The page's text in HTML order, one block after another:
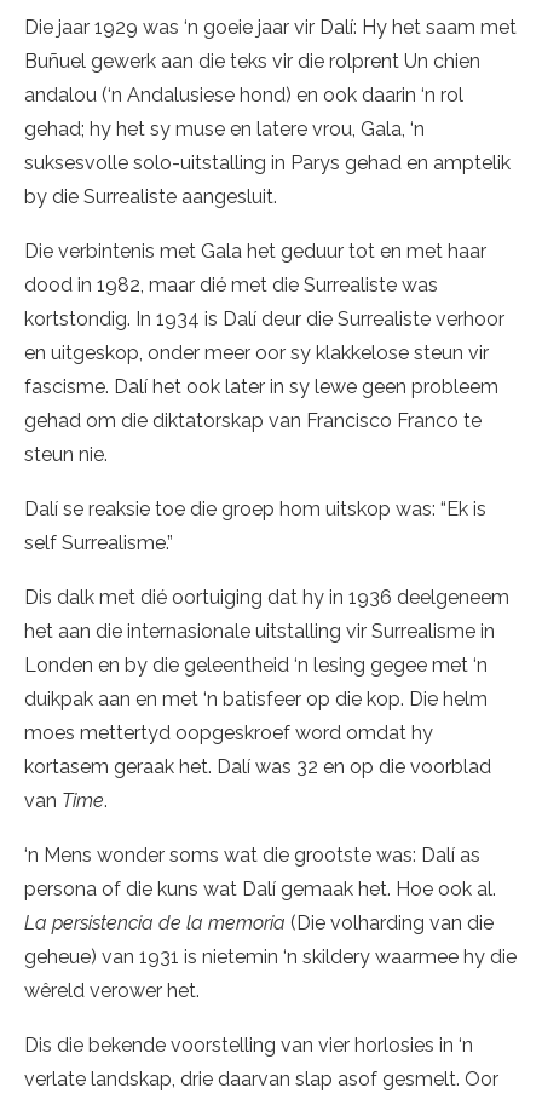
Die jaar 1929 was ‘n goeie jaar vir Dalí: Hy het saam met
Buñuel gewerk aan die teks vir die rolprent Un chien
andalou (‘n Andalusiese hond) en ook daarin ‘n rol
gehad; hy het sy muse en latere vrou, Gala, ‘n
suksesvolle solo-uitstalling in Parys gehad en amptelik
by die Surrealiste aangesluit.
Die verbintenis met Gala het geduur tot en met haar
dood in 1982, maar dié met die Surrealiste was
kortstondig. In 1934 is Dalí deur die Surrealiste verhoor
en uitgeskop, onder meer oor sy klakkelose steun vir
fascisme. Dalí het ook later in sy lewe geen probleem
gehad om die diktatorskap van Francisco Franco te
steun nie.
Dalí se reaksie toe die groep hom uitskop was: “Ek is
self Surrealisme.”
Dis dalk met dié oortuiging dat hy in 1936 deelgeneem
het aan die internasionale uitstalling vir Surrealisme in
Londen en by die geleentheid ‘n lesing gegee met ‘n
duikpak aan en met ‘n batisfeer op die kop. Die helm
moes mettertyd oopgeskroef word omdat hy
kortasem geraak het. Dalí was 32 en op die voorblad
van Time.
‘n Mens wonder soms wat die grootste was: Dalí as
persona of die kuns wat Dalí gemaak het. Hoe ook al.
La persistencia de la memoria (Die volharding van die
geheue) van 1931 is nietemin ‘n skildery waarmee hy die
wêreld verower het.
Dis die bekende voorstelling van vier horlosies in ‘n
verlate landskap, drie daarvan slap asof gesmelt. Oor